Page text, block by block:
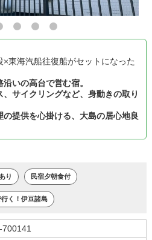
東海汽船往復船がセットになった
いの高台で営む宿。
サイクリングなど、身動きの取り
提供を心掛ける、大島の居心地良
り 民宿夕朝食付
く！伊豆諸島